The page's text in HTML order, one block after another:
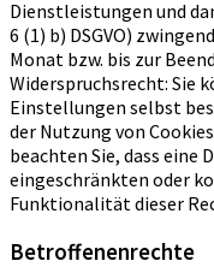
Dienstleistungen und
6 (1) b) DSGVO)
Monat bzw. bis zur
Widerspruchsrecht: Sie
Einstellungen selbst
der Nutzung von
beachten Sie, dass eine
eingeschränkten oder
Funktionalität dieser
Betroffenenrechte